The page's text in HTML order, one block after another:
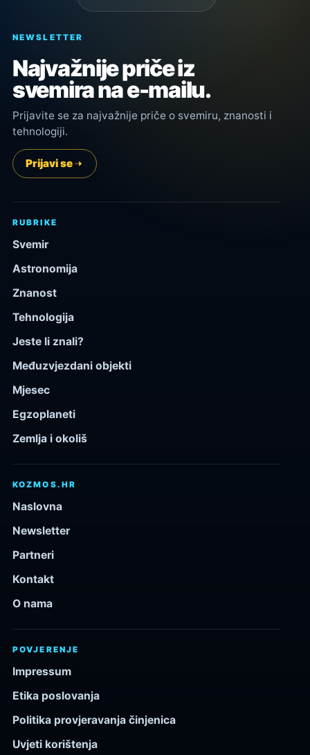
NEWSLETTER
Najvažnije priče iz
svemira na e-mailu.
Prijavite se za najvažnije priče o svemiru, znanosti i
tehnologiji.
Prijavi se
RUBRIKE
Svemir
Astronomija
Znanost
Tehnologija
Jeste li znali?
Međuzvjezdani objekti
Mjesec
Egzoplaneti
Zemlja i okoliš
KOZMOS.HR
Naslovna
Newsletter
Partneri
Kontakt
O nama
POVJERENJE
Impressum
Etika poslovanja
Politika provjeravanja činjenica
Uvjeti korištenja